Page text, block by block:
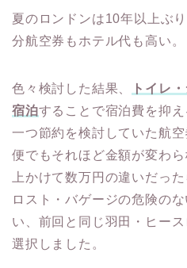
夏のロンドンは10年以上ぶ
分航空券もホテル代も高い。
色々検討した結果、
トイレ
宿泊することで宿泊費を抑
一つ節約を検討していた航
便でもそれほど金額が変わ
上かけて数万円の違いだっ
ロスト・バゲージの危険の
い、前回と同じ羽田・ヒー
選択しました。